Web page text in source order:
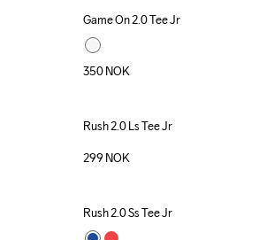
Game On 2.0 Tee Jr
350NOK
Rush 2.0 Ls Tee Jr
299 NOK
Rush 2.0 Ss Tee Jr